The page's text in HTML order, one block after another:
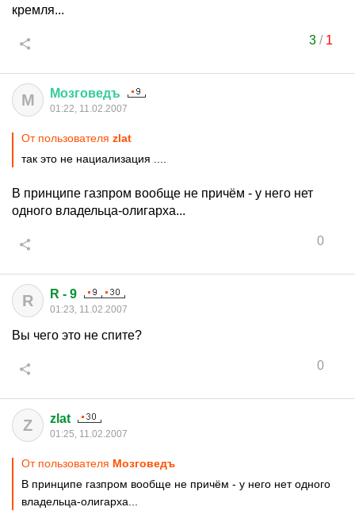
кремля...
3/ 1
М Мозговедъ
01:22, 11.02.2007
От пользователя zlat
так это не нациализация ....
В принципе газпром вообще не причём - у него нет
одного владельца-олигарха...
0
R R - 9
01:23, 11.02.2007
Вы чего это не спите?
0
Z zlat
01:25, 11.02.2007
От пользователя Мозговедъ
В принципе газпром вообще не причём - у него нет одного
владельца-олигарха...